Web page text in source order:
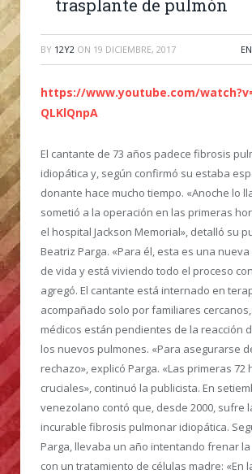
trasplante de pulmón
BY 12Y2 ON 19 DICIEMBRE, 2017
https://www.youtube.com/
QLKlQnpA
El cantante de 73 años padece fibrosis
idiopática y, según confirmó su estaba
donante hace mucho tiempo. «Anoche lo
sometió a la operación en las primeras
el hospital Jackson Memorial», detalló su
Beatriz Parga. «Para él, esta es una
de vida y está viviendo todo el proceso
agregó. El cantante está internado en
acompañado solo por familiares
médicos están pendientes de la reacción
los nuevos pulmones. «Para asegurarse
rechazo», explicó Parga. «Las primeras 72
cruciales», continuó la publicista. En
venezolano contó que, desde 2000, sufre
incurable fibrosis pulmonar idiopática.
Parga, llevaba un año intentando frenar
con un tratamiento de células madre: «En